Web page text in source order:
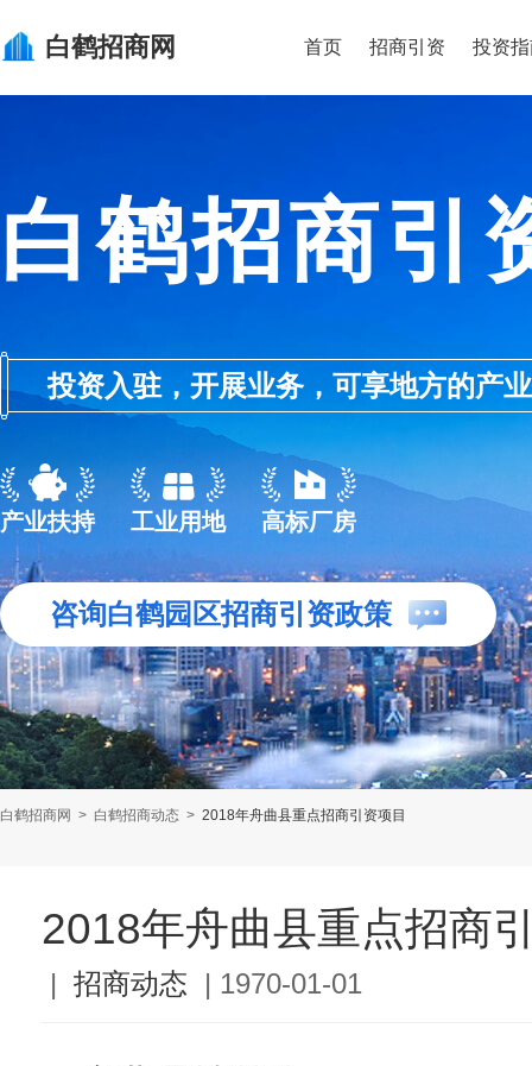
白鹤招商网 首页 招商引资 投资
白鹤招商引
投资入驻，开展业务，可享地方的产
产业扶持 工业用地 高标厂房
咨询白鹤园区招商引资政策
白鹤招商网 > 白鹤招商动态 > 2018年舟曲县重点招商引资项目
2018年舟曲县重点招商
| 招商动态 | 1970-01-01